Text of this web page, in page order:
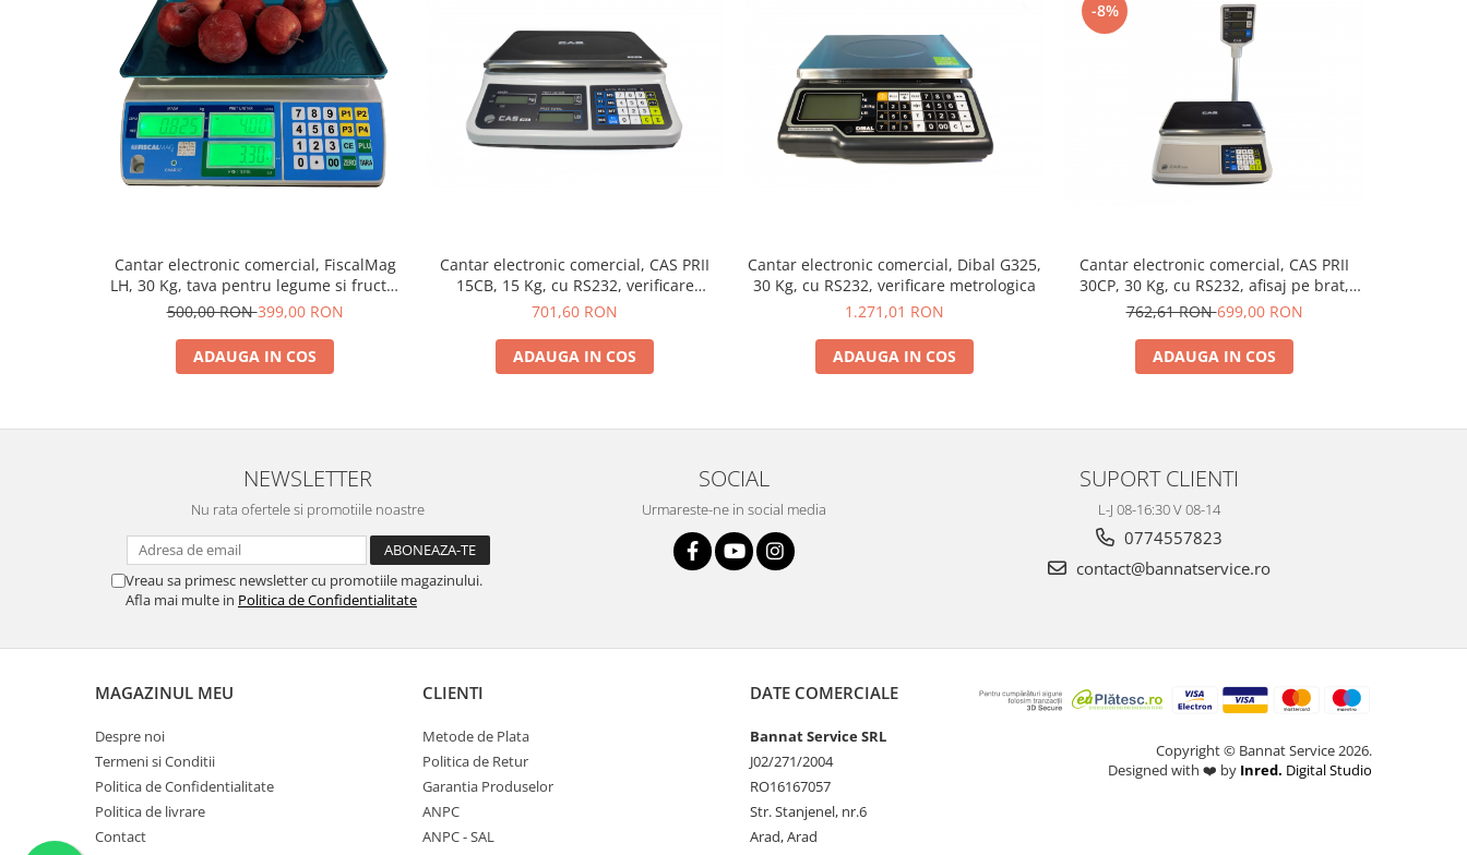
Cantar electronic comercial, FiscalMag
LH, 30 Kg, tava pentru legume si fructe,
acumulator, verificare metrologica
500,00 RON399,00 RON
ADAUGA IN COS
Cantar electronic comercial, CAS PRII
15CB, 15 Kg, cu RS232, verificare
metrologica, acumulator
701,60 RON
ADAUGA IN COS
Cantar electronic comercial, Dibal G325,
30 Kg, cu RS232, verificare metrologica
1.271,01 RON
ADAUGA IN COS
-8%
Cantar electronic comercial, CAS PRII
30CP, 30 Kg, cu RS232, afisaj pe brat,
verificare metrologica, acumulator
762,61 RON699,00 RON
ADAUGA IN COS
NEWSLETTER
Nu rata ofertele si promotiile noastre
Vreau sa primesc newsletter cu promotiile magazinului.
Afla mai multe in Politica de Confidentialitate
SOCIAL
Urmareste-ne in social media
SUPORT CLIENTI
L-J 08-16:30 V 08-14
0774557823
contact@bannatservice.ro
MAGAZINUL MEU
Despre noi
Termeni si Conditii
Politica de Confidentialitate
Politica de livrare
Contact
CLIENTI
Metode de Plata
Politica de Retur
Garantia Produselor
ANPC
ANPC - SAL
DATE COMERCIALE
Bannat Service SRL
J02/271/2004
RO16167057
Str. Stanjenel, nr.6
Arad, Arad
Copyright © Bannat Service 2026.
Designed with ❤️ by Inred. Digital Studio